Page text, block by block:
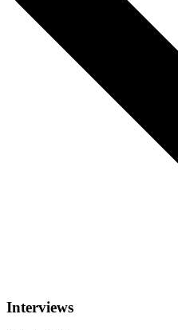
Interviews